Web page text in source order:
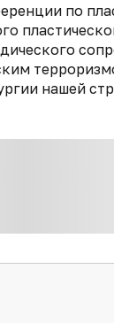
по
нашей